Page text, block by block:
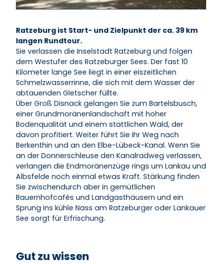
Ratzeburg ist Start- und Zielpunkt der ca. 39 km
langen Rundtour.
Sie verlassen die Inselstadt Ratzeburg und folgen
dem Westufer des Ratzeburger Sees. Der fast 10
Kilometer lange See liegt in einer eiszeitlichen
Schmelzwasserrinne, die sich mit dem Wasser der
abtauenden Gletscher füllte.
Über Groß Disnack gelangen Sie zum Bartelsbusch,
einer Grundmoränenlandschaft mit hoher
Bodenqualität und einem stattlichen Wald, der
davon profitiert. Weiter führt Sie ihr Weg nach
Berkenthin und an den Elbe-Lübeck-Kanal. Wenn Sie
an der Donnerschleuse den Kanalradweg verlassen,
verlangen die Endmoränenzüge rings um Lankau und
Albsfelde noch einmal etwas Kraft. Stärkung finden
Sie zwischendurch aber in gemütlichen
Bauernhofcafés und Landgasthäusern und ein
Sprung ins kühle Nass am Ratzeburger oder Lankauer
See sorgt für Erfrischung.
Gut zu wissen